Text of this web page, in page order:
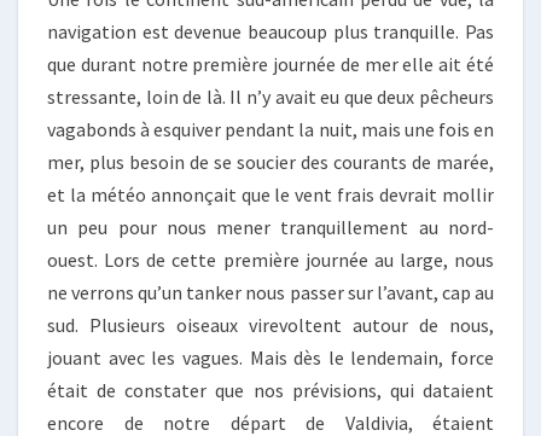
navigation est devenue beaucoup plus tranquille. Pas
que durant notre première journée de mer elle ait été
stressante, loin de là. Il n’y avait eu que deux pêcheurs
vagabonds à esquiver pendant la nuit, mais une fois en
mer, plus besoin de se soucier des courants de marée,
et la météo annonçait que le vent frais devrait mollir
un peu pour nous mener tranquillement au nord-
ouest. Lors de cette première journée au large, nous
ne verrons qu’un tanker nous passer sur l’avant, cap au
sud. Plusieurs oiseaux virevoltent autour de nous,
jouant avec les vagues. Mais dès le lendemain, force
était de constater que nos prévisions, qui dataient
encore de notre départ de Valdivia, étaient